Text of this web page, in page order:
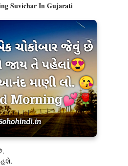
Suvichar In Gujarati